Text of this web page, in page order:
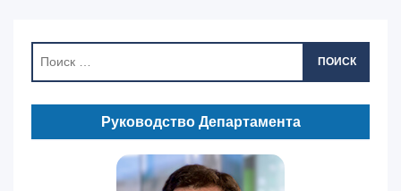
ПОИСК
Руководство Департамента